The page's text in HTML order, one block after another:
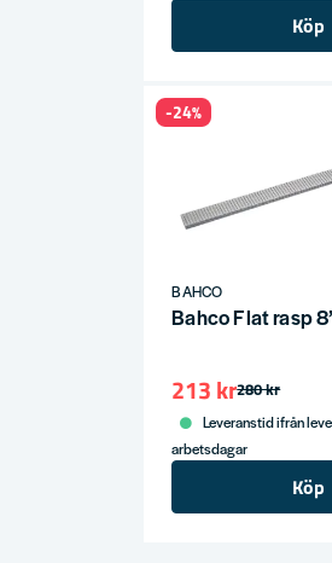
Köp
BAHCO
Bahco Flat rasp
280 kr
213 kr
Leveranstid ifrån
arbetsdagar
Köp
-24%